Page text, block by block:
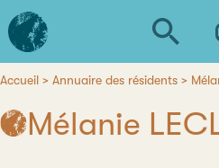
Aller
au
contenu
L'institut
d'études
avancées
de
d'Ariane
Accueil Annuaire des résidents
Mélanie